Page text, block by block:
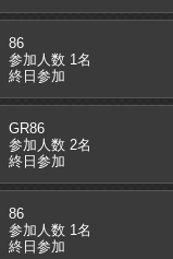
86
参加人数 1名
終日参加
GR86
参加人数 2名
終日参加
86
参加人数 1名
終日参加